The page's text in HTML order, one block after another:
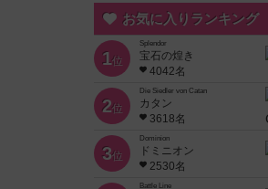
お気に入りランキング
1位
Splendor
宝石の煌き
4042名
2位
Die Siedler von Catan
カタン
3618名
3位
Dominion
ドミニオン
2530名
Battle Line